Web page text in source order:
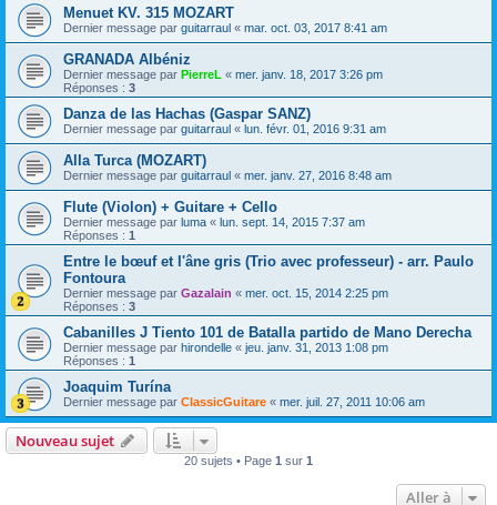
Menuet KV. 315 MOZART
Dernier message par guitarraul « mar. oct. 03, 2017 8:41 am
GRANADA Albéniz
Dernier message par PierreL « mer. janv. 18, 2017 3:26 pm
Réponses : 3
Danza de las Hachas (Gaspar SANZ)
Dernier message par guitarraul « lun. févr. 01, 2016 9:31 am
Alla Turca (MOZART)
Dernier message par guitarraul « mer. janv. 27, 2016 8:48 am
Flute (Violon) + Guitare + Cello
Dernier message par luma « lun. sept. 14, 2015 7:37 am
Réponses : 1
Entre le bœuf et l'âne gris (Trio avec professeur) - arr. Paulo
Fontoura
Dernier message par Gazalain « mer. oct. 15, 2014 2:25 pm
Réponses : 3
Cabanilles J Tiento 101 de Batalla partido de Mano Derecha
Dernier message par hirondelle « jeu. janv. 31, 2013 1:08 pm
Réponses : 1
Joaquim Turína
Dernier message par ClassicGuitare « mer. juil. 27, 2011 10:06 am
Nouveau sujet
20 sujets • Page 1 sur 1
Aller à